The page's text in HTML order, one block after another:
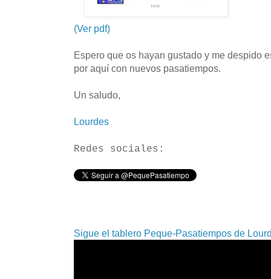
(Ver pdf)
Espero que os hayan gustado y me despido
por aquí con nuevos pasatiempos.
Un saludo,
Lourdes
Redes sociales:
Sigue el tablero Peque-Pasatiempos de